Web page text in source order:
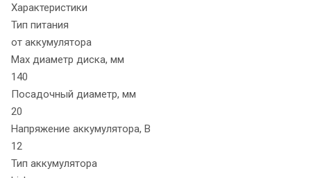
Характеристики
Тип питания
от аккумулятора
Max диаметр диска, мм
140
Посадочный диаметр, мм
20
Напряжение аккумулятора, В
12
Тип аккумулятора